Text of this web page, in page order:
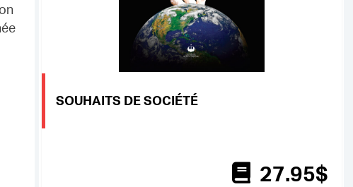
SOUHAITS DE SOCIÉTÉ
27.95$